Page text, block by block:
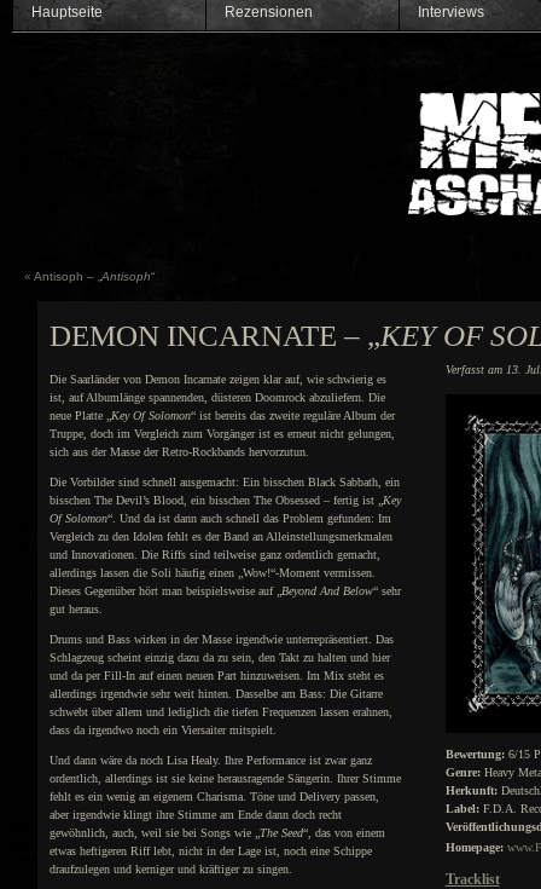
Hauptseite Rezensionen Interviews
« Antisoph – „ Antisoph“
DEMON INCARNATE – „KEY OF
Verfasst am 13.
Die Saarländer von Demon Incarnate zeigen klar auf, wie schwierig es
ist, auf Albumlänge spannenden, düsteren Doomrock abzuliefern. Die
neue Platte „ Key Of Solomon“ ist bereits das zweite reguläre Album der
Truppe, doch im Vergleich zum Vorgänger ist es erneut nicht gelungen,
sich aus der Masse der Retro-Rockbands hervorzutun.
Die Vorbilder sind schnell ausgemacht: Ein bisschen Black Sabbath, ein
bisschen The Devil’s Blood, ein bisschen The Obsessed – fertig ist „ Key
Of Solomon“. Und da ist dann auch schnell das Problem gefunden: Im
Vergleich zu den Idolen fehlt es der Band an Alleinstellungsmerkmalen
und Innovationen. Die Riffs sind teilweise ganz ordentlich gemacht,
allerdings lassen die Soli häufig einen „Wow!“-Moment vermissen.
Dieses Gegenüber hört man beispielsweise auf „ Beyond And Below“ sehr
gut heraus.
Drums und Bass wirken in der Masse irgendwie unterrepräsentiert. Das
Schlagzeug scheint einzig dazu da zu sein, den Takt zu halten und hier
und da per Fill-In auf einen neuen Part hinzuweisen. Im Mix steht es
allerdings irgendwie sehr weit hinten. Dasselbe am Bass: Die Gitarre
schwebt über allem und lediglich die tiefen Frequenzen lassen erahnen,
dass da irgendwo noch ein Viersaiter mitspielt.
Und dann wäre da noch Lisa Healy. Ihre Performance ist zwar ganz
ordentlich, allerdings ist sie keine herausragende Sängerin. Ihrer Stimme
fehlt es ein wenig an eigenem Charisma. Töne und Delivery passen,
aber irgendwie klingt ihre Stimme am Ende dann doch recht
gewöhnlich, auch, weil sie bei Songs wie „ The Seed“, das von einem
etwas heftigeren Riff lebt, nicht in der Lage ist, noch eine Schippe
draufzulegen und kerniger und kräftiger zu singen.
Bewertung:6/15
Genre:Heavy
Herkunft:
Label:F.D.A.
Homepage:
Tracklist